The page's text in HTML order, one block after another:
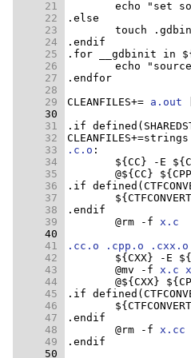
21
22
23
24
25
26
27
.endfor
28
29
CLEANFILES+= a.out
30
31
32
33
.c.o
34
35
@${CC}
36
37
38
39
	@rm -f
x.c
40
41
.cc.o .cpp.o .cxx.o
42
43
	@mv -f
x.c
44
@${CXX}
45
46
47
48
	@rm -f
x.cc
49
50